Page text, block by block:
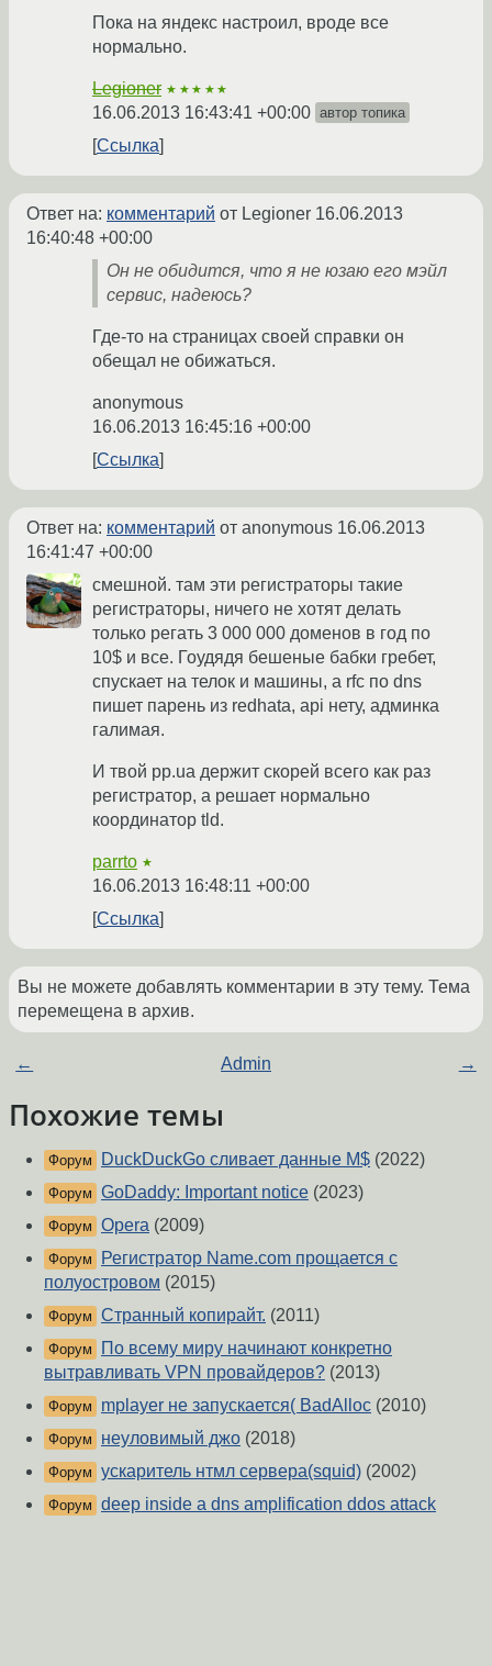
Пока на яндекс настроил, вроде все
нормально.
Legioner ★★★★★
16.06.2013 16:43:41 +00:00 автор топика
Ссылка
Ответ на: комментарий от Legioner 16.06.2013
16:40:48 +00:00
Он не обидится, что я не юзаю его мэйл
сервис, надеюсь?
Где-то на страницах своей справки он
обещал не обижаться.
anonymous
16.06.2013 16:45:16 +00:00
Ссылка
Ответ на: комментарий от anonymous 16.06.2013
16:41:47 +00:00
смешной. там эти регистраторы такие
регистраторы, ничего не хотят делать
только регать 3 000 000 доменов в год по
10$ и все. Гоудядя бешеные бабки гребет,
спускает на телок и машины, а rfc по dns
пишет парень из redhata, api нету, админка
галимая.
И твой pp.ua держит скорей всего как раз
регистратор, а решает нормально
координатор tld.
parrto ★
16.06.2013 16:48:11 +00:00
Ссылка
Вы не можете добавлять комментарии в эту тему. Тема
перемещена в архив.
← Admin →
Похожие темы
Форум DuckDuckGo сливает данные M$ (2022)
Форум GoDaddy: Important notice (2023)
Форум Opera (2009)
Форум
Регистратор Name.com прощается с
полуостровом (2015)
Форум Странный копирайт. (2011)
Форум
По всему миру начинают конкретно
вытравливать VPN провайдеров? (2013)
Форум mplayer не запускается( BadAlloc (2010)
Форум неуловимый джо (2018)
Форум ускаритель нтмл сервера(squid) (2002)
Форум deep inside a dns amplification ddos attack